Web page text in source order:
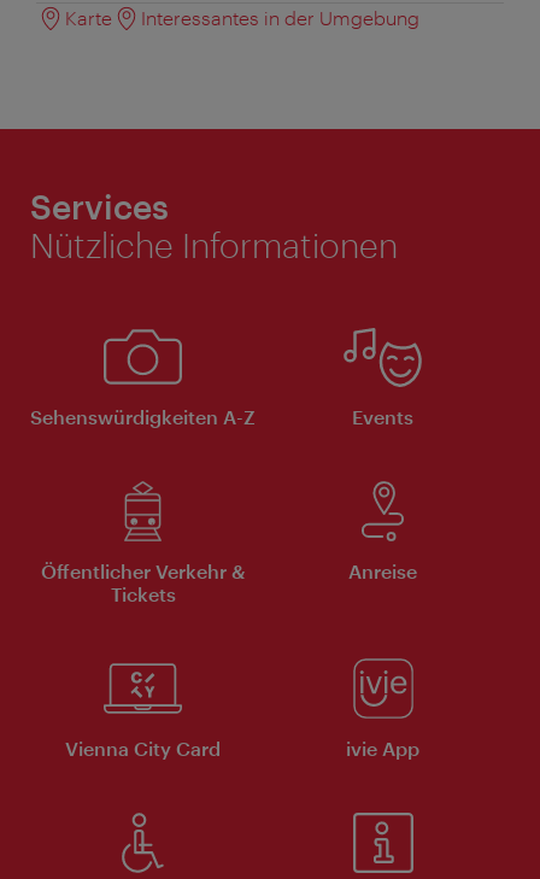
Karte
Interessantes in der Umgebung
Services
Nützliche Informationen
Sehenswürdigkeiten A-Z Events
Öffentlicher Verkehr &
Tickets
Anreise
Vienna City Card ivie App